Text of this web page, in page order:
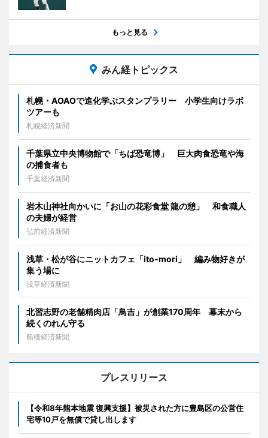
もっと見る
みん経トピックス
札幌・AOAOで進化学ぶスタンプラリー 小学生向けラボ
ツアーも
札幌経済新聞
千葉県立中央博物館で「ちば恐竜博」 巨大肉食恐竜や海
の捕食者も
千葉経済新聞
岩木山神社向かいに「お山の花彩食堂 龍の憩」 和食職人
の夫婦が経営
弘前経済新聞
浅草・松が谷にニットカフェ「ito-mori」 編み物好きが
集う場に
浅草経済新聞
北習志野の老舗精肉店「鳥吉」が創業170周年 幕末から
続くのれん守る
船橋経済新聞
プレスリリース
【令和8年熊本地震 復興支援】被災された方に豊島区の公営住
宅等10戸を無償で貸し出します